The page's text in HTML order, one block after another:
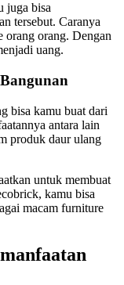
juga bisa
tersebut. Caranya
orang orang. Dengan
uang.
bisa kamu buat dari
antara lain
produk daur ulang
untuk membuat
kamu bisa
macam furniture